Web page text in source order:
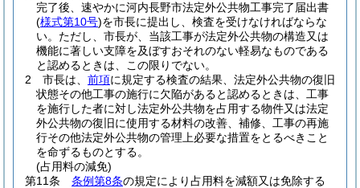
完了後、速やかに河内長野市法定外公共物工事完了届出書
(様式第10号)を市長に提出し、検査を受けなければならな
い。 ただし、市長が、当該工事が法定外公共物の構造又は
機能に著しい支障を及ぼすおそれのない軽易なものである
と認めるときは、この限りでない。
2
市長は、 前項に規定する検査の結果、法定外公共物の復旧
状態その他工事の施行に欠陥があると認めるときは、工事
を施行した者に対し法定外公共物を占用する物件又は法定
外公共物の復旧に使用する材料の改善、補修、工事の再施
行その他法定外公共物の管理上必要な措置をとるべきこと
を命ずるものとする。
(占用料の減免)
第11条
条例第8条の規定により占用料を減額又は免除する